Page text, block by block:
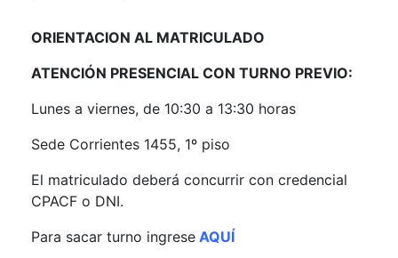
ORIENTACION AL MATRICULADO
ATENCIÓN PRESENCIAL CON TURNO PREVIO:
Lunes a viernes, de 10:30 a 13:30 horas
Sede Corrientes 1455, 1º piso
El matriculado deberá concurrir con credencial
CPACF o DNI.
Para sacar turno ingrese AQUÍ